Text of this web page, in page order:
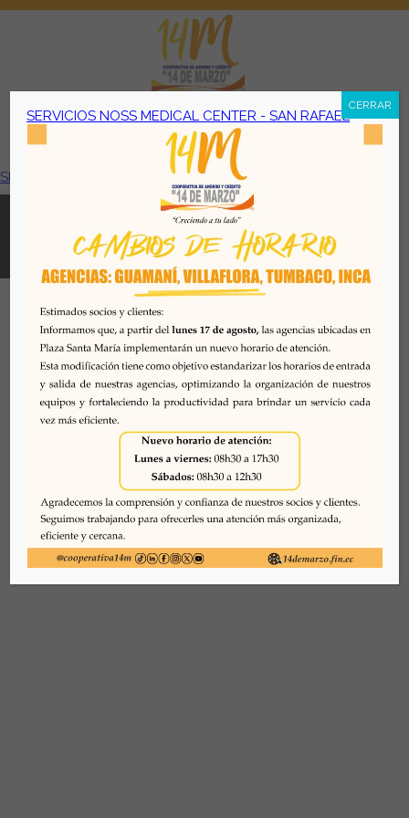
Menú
SERVICIOS NOSS MEDICAL CENTER - SAN RAFAEL
Todos los derechos reservados. Se prohibe el uso o
reproducción del mismo sin autorización. COAC 14 DE
MARZO, 2026. Quito - Ecuador
Desarrollado por
SERVICIOS NOSS MEDICAL CENTER - SAN RAFAEL
CERRAR